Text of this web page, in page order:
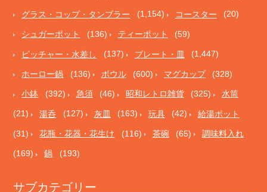
グラス・コップ・タンブラー (1,154) コースター (20)
シュガーポット (136) ティーポット (59)
ピッチャー・水差し (137) プレート・皿 (1,447)
ホーロー鍋 (136) ボウル (600) マグカップ (328)
小鉢 (392) 急須 (46) 昭和レトロ雑貨 (325) 水筒
(21) 湯呑 (127) 灰皿 (163) 玩具 (42) 給湯ポット
(31) 花瓶・花器・花生け (116) 茶碗 (65) 調味料入れ
(169) 鍋 (193)
サブカテゴリー